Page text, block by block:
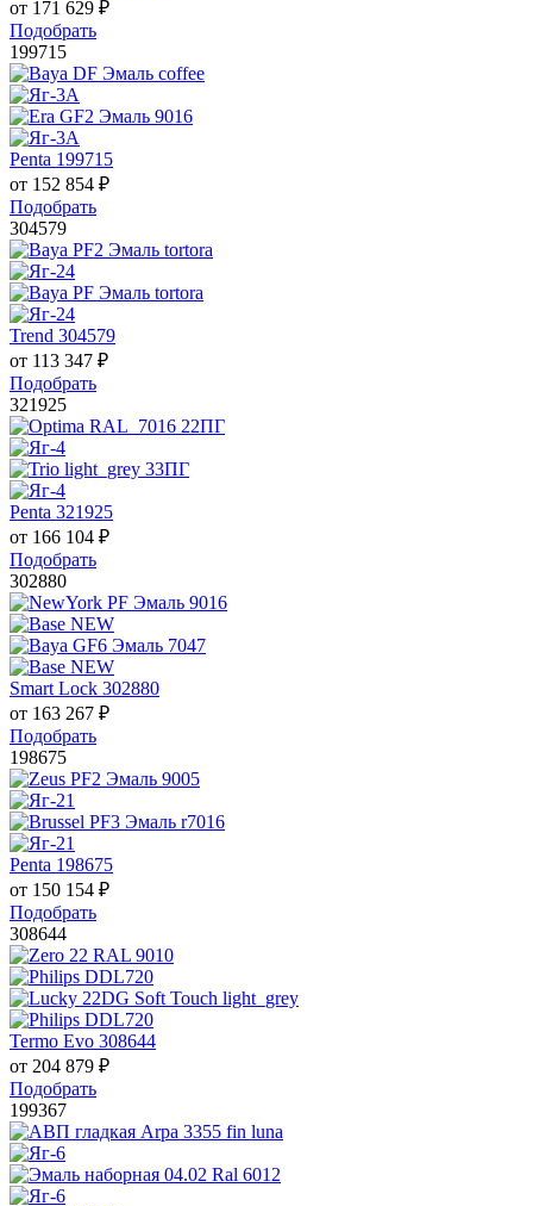
от 171 629 ₽
Подобрать
199715
Penta 199715
от 152 854 ₽
Подобрать
304579
Trend 304579
от 113 347 ₽
Подобрать
321925
Penta 321925
от 166 104 ₽
Подобрать
302880
Smart Lock 302880
от 163 267 ₽
Подобрать
198675
Penta 198675
от 150 154 ₽
Подобрать
308644
Termo Evo 308644
от 204 879 ₽
Подобрать
199367